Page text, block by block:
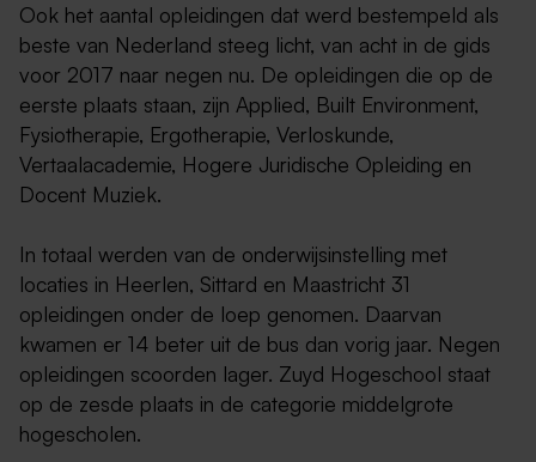
Ook het aantal opleidingen dat werd bestempeld als
beste van Nederland steeg licht, van acht in de gids
voor 2017 naar negen nu. De opleidingen die op de
eerste plaats staan, zijn Applied, Built Environment,
Fysiotherapie, Ergotherapie, Verloskunde,
Vertaalacademie, Hogere Juridische Opleiding en
Docent Muziek.
In totaal werden van de onderwijsinstelling met
locaties in Heerlen, Sittard en Maastricht 31
opleidingen onder de loep genomen. Daarvan
kwamen er 14 beter uit de bus dan vorig jaar. Negen
opleidingen scoorden lager. Zuyd Hogeschool staat
op de zesde plaats in de categorie middelgrote
hogescholen.